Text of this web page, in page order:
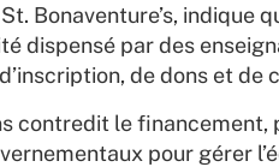
Bonaventure’s, indique
dispensé par des
de dons et de
contredit le financement,
pour gérer